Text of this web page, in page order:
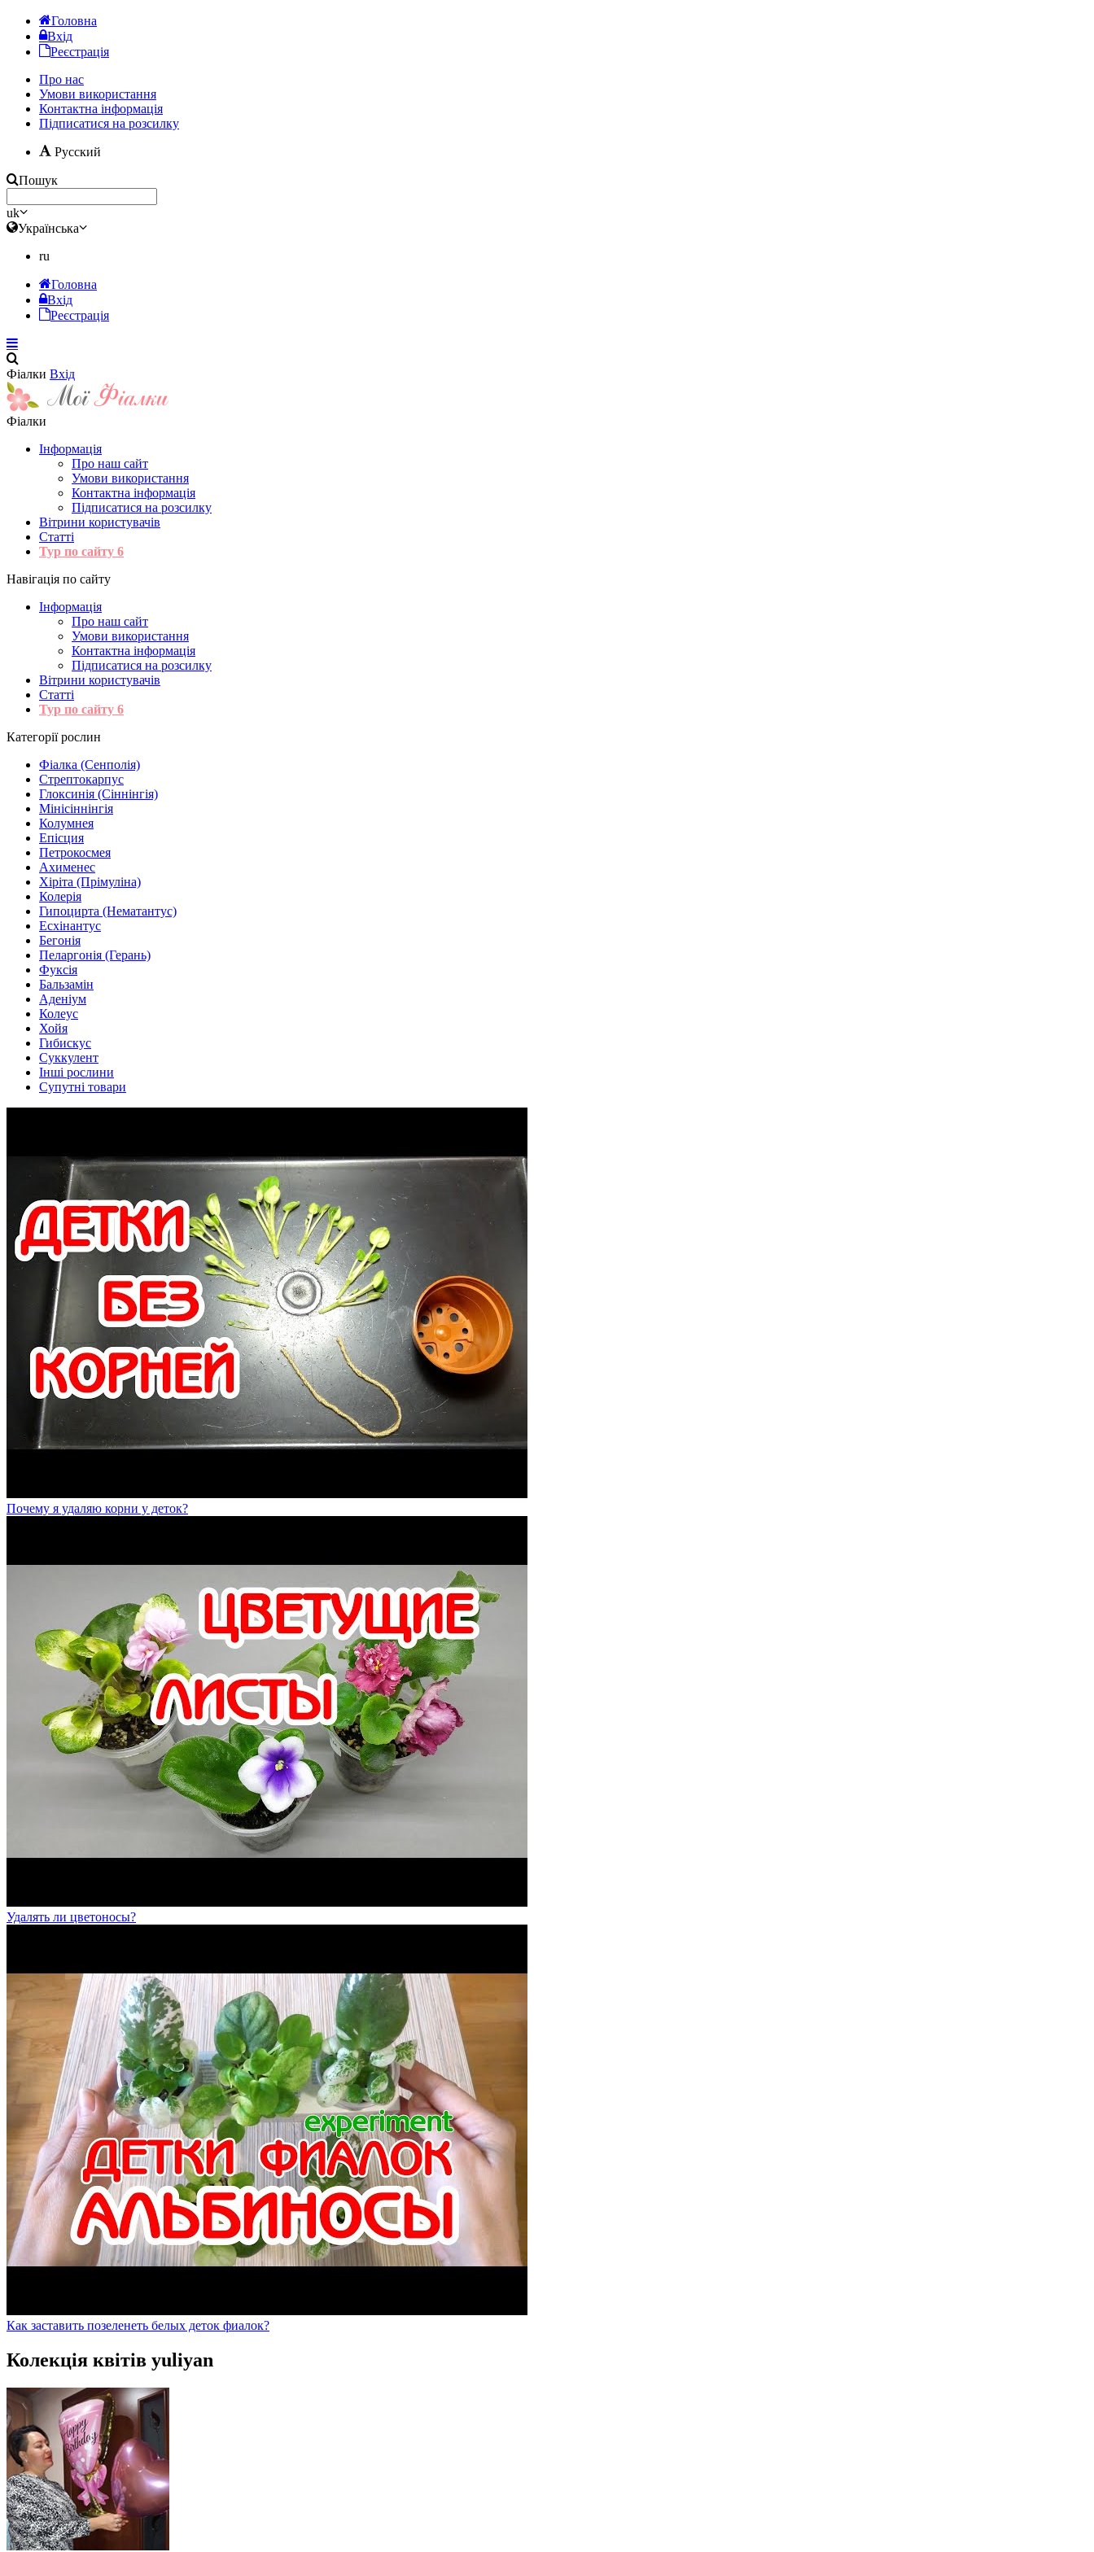
Головна
Вхід
Реєстрація
Про нас
Умови використання
Контактна інформація
Підписатися на розсилку
Русский
Пошук
uk
Українська
ru
Головна
Вхід
Реєстрація
Фіалки Вхід
Фіалки
Інформація
Про наш сайт
Умови використання
Контактна інформація
Підписатися на розсилку
Вітрини користувачів
Статті
Тур по сайту 6
Навігація по сайту
Інформація
Про наш сайт
Умови використання
Контактна інформація
Підписатися на розсилку
Вітрини користувачів
Статті
Тур по сайту 6
Категорії рослин
Фіалка (Сенполія)
Стрептокарпус
Глоксинія (Сіннінгія)
Мінісіннінгія
Колумнея
Епісция
Петрокосмея
Ахименес
Хіріта (Прімуліна)
Колерія
Гипоцирта (Нематантус)
Есхінантус
Бегонія
Пеларгонія (Герань)
Фуксія
Бальзамін
Аденіум
Колеус
Хойя
Гибискус
Суккулент
Інші рослини
Супутні товари
Почему я удаляю корни у деток?
Удалять ли цветоносы?
Как заставить позеленеть белых деток фиалок?
Колекція квітів yuliyan